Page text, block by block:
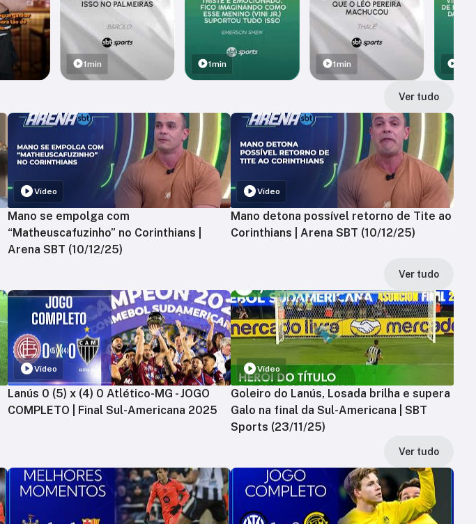
1min 1min 1min
Ver tudo
Vídeo
Mano se empolga com
“Matheuscafuzinho” no Corinthians |
Arena SBT (10/12/25)
Vídeo
Mano detona possível retorno de Tite ao
Corinthians | Arena SBT (10/12/25)
Ver tudo
Vídeo
Lanús 0 (5) x (4) 0 Atlético-MG - JOGO
COMPLETO | Final Sul-Americana 2025
Vídeo
Goleiro do Lanús, Losada brilha e supera
Galo na final da Sul-Americana | SBT
Sports (23/11/25)
Ver tudo